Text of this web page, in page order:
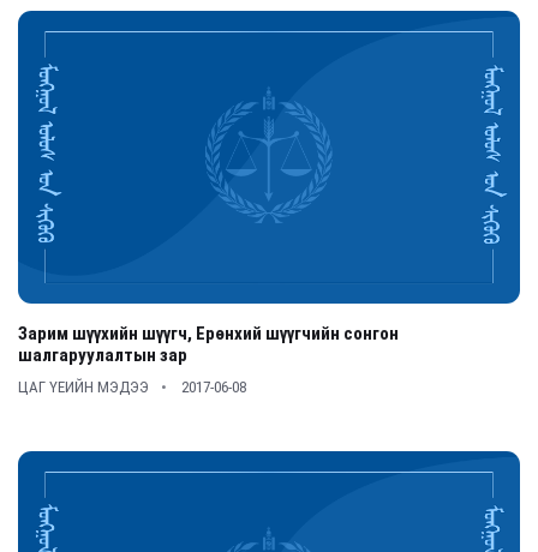
Зарим шүүхийн шүүгч, Ерөнхий шүүгчийн сонгон
шалгаруулалтын зар
ЦАГ ҮЕИЙН МЭДЭЭ 2017-06-08